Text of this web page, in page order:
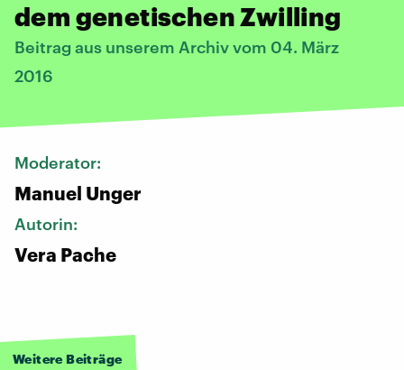
dem genetischen Zwilling
Beitrag aus unserem Archiv vom 04. März
2016
Moderator:
Manuel Unger
Autorin:
Vera Pache
Weitere Beiträge